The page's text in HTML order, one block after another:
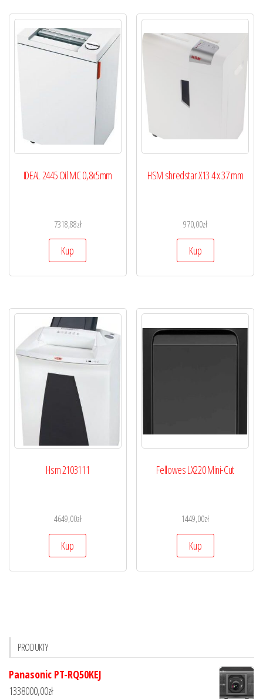
IDEAL 2445 Oil MC 0,8x5mm
7318,88zł
Kup
HSM shredstar X13 4 x 37 mm
970,00zł
Kup
Hsm 2103111
4649,00zł
Kup
Fellowes LX220 Mini-Cut
1449,00zł
Kup
PRODUKTY
Panasonic PT-RQ50KEJ
1338000,00zł